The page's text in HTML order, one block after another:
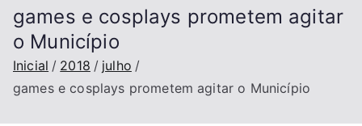
games e cosplays prometem agitar
o Município
Inicial 2018
julho
games e cosplays prometem agitar o Município